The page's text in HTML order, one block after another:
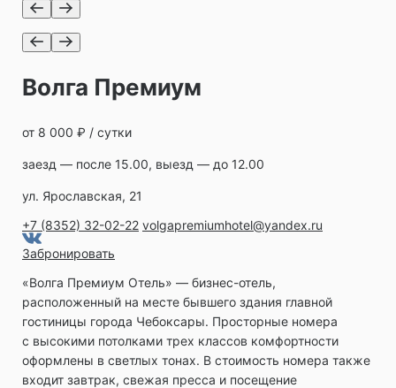
Волга Премиум
от 8 000 ₽ / сутки
заезд — после 15.00, выезд — до 12.00
ул. Ярославская, 21
+7 (8352) 32-02-22 volgapremiumhotel@yandex.ru
Забронировать
«Волга Премиум Отель» ― бизнес-отель,
расположенный на месте бывшего здания главной
гостиницы города Чебоксары. Просторные номера
с высокими потолками трех классов комфортности
оформлены в светлых тонах. В стоимость номера также
входит завтрак, свежая пресса и посещение